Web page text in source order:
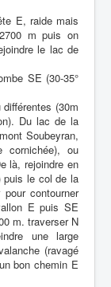
E, raide mais
m puis on
le lac de
SE (30-35°
(30m
Du lac de la
Soubeyran,
ou
là, rejoindre en
puis le col de la
contourner
E puis SE
m. traverser N
une large
(ravagé
bon chemin E